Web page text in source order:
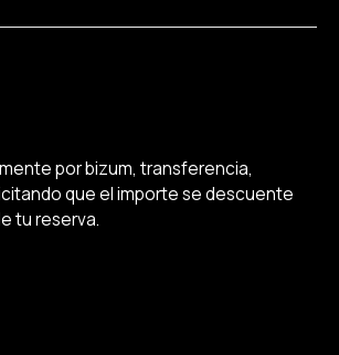
por bizum, transferencia,
que el importe se descuente
tu reserva.